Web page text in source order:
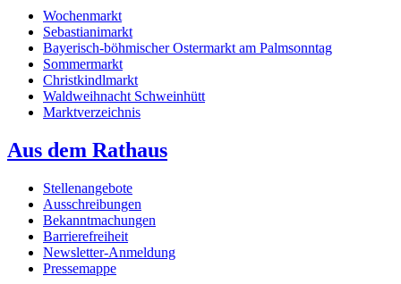
Wochenmarkt
Sebastianimarkt
Bayerisch-böhmischer Ostermarkt am Palmsonntag
Sommermarkt
Christkindlmarkt
Waldweihnacht Schweinhütt
Marktverzeichnis
Aus dem Rathaus
Stellenangebote
Ausschreibungen
Bekanntmachungen
Barrierefreiheit
Newsletter-Anmeldung
Pressemappe